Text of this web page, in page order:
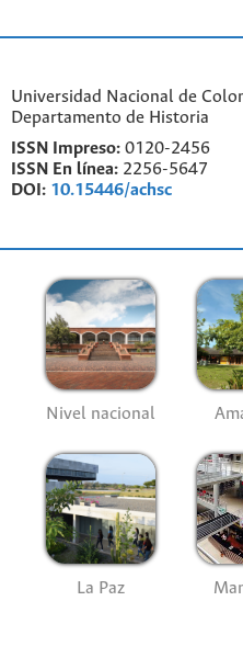
Universidad Nacional de
Departamento de Historia
ISSN Impreso: 0120-2456
ISSN En línea: 2256-5647
DOI: 10.15446/achsc
Nivel nacional
La Paz